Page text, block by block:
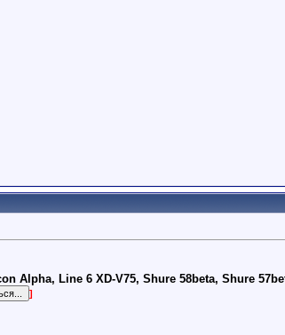
Alpha, Line 6 XD-V75, Shure 58beta, Shure
]